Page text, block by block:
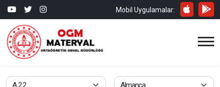
Mobil Uygulamalar: